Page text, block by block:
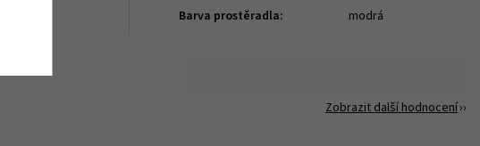
Barva prostěradla: modrá
Zobrazit další hodnocení